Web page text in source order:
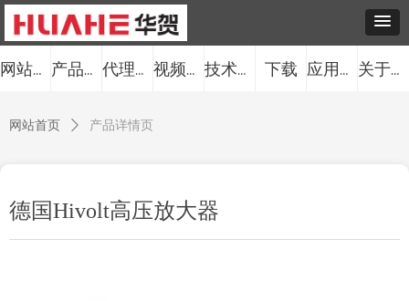
网站首页 产品中心 代理品牌 视频中心 技术服务 下载 应用案例 关于我们
德国Hivolt高压放大器
网站首页 ꄲ 产品详情页